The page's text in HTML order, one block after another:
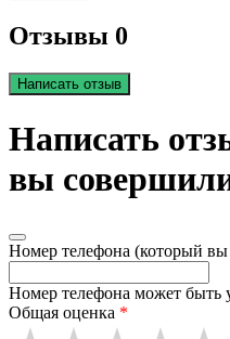
Отзывы 0
Написать отзыв
Написать
вы
Номер телефона (который
Номер телефона может быть
Общая оценка *